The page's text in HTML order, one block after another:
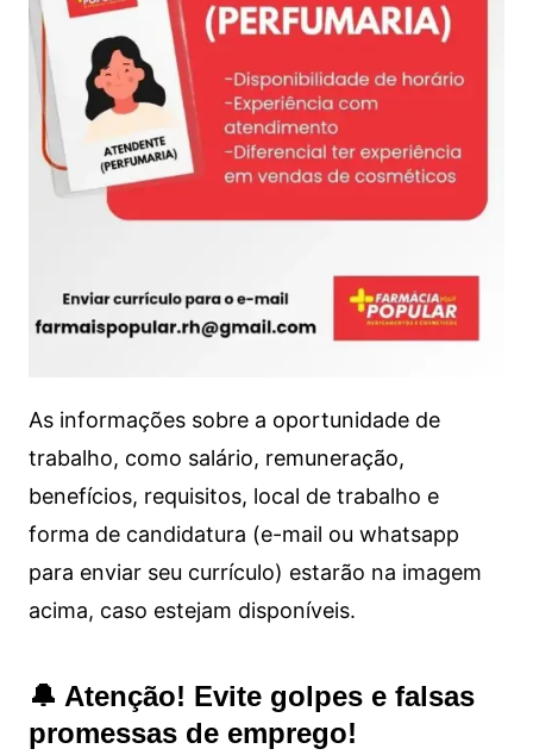
As informações sobre a oportunidade de
trabalho, como salário, remuneração,
benefícios, requisitos, local de trabalho e
forma de candidatura (e-mail ou whatsapp
para enviar seu currículo) estarão na imagem
acima, caso estejam disponíveis.
🔔 Atenção! Evite golpes e falsas
promessas de emprego!